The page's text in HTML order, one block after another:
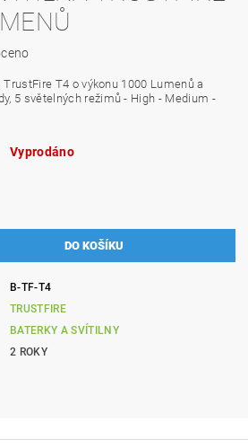
T4 o výkonu 1000 Lumenů a
5 světelných režimů - High - Medium -
Vyprodáno
B-TF-T4
TRUSTFIRE
BATERKY A SVÍTILNY
2 ROKY